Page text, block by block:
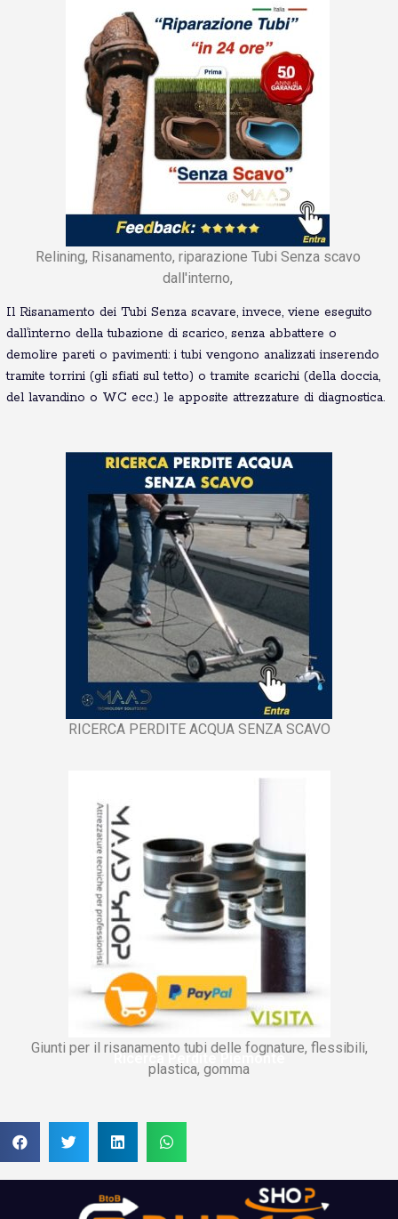
Relining, Risanamento, riparazione Tubi Senza scavo
dall'interno,
Il Risanamento dei Tubi Senza scavare, invece, viene eseguito
dall’interno della tubazione di scarico, senza abbattere o
demolire pareti o pavimenti: i tubi vengono analizzati inserendo
tramite torrini (gli sfiati sul tetto) o tramite scarichi (della doccia,
del lavandino o WC ecc.) le apposite attrezzature di diagnostica.
RICERCA PERDITE ACQUA SENZA SCAVO
Giunti per il risanamento tubi delle fognature, flessibili,
plastica, gomma
Ricerca Perdite Piemonte